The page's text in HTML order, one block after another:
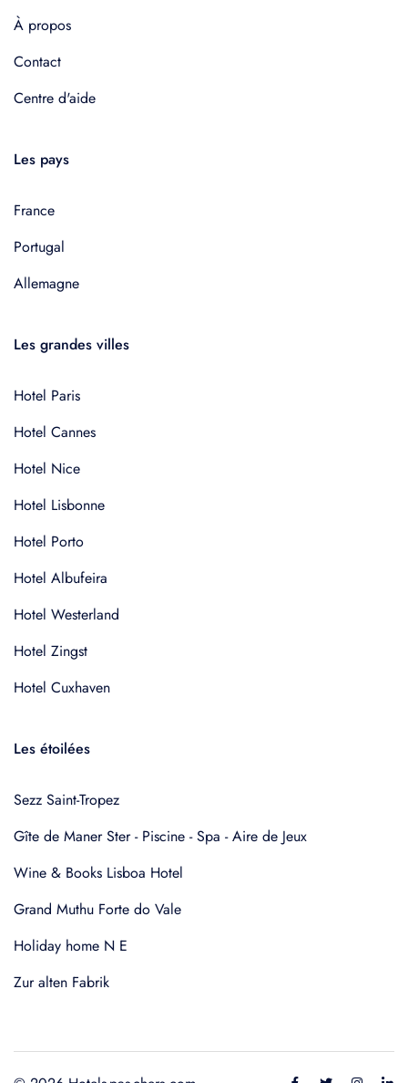
À propos
Contact
Centre d'aide
Les pays
France
Portugal
Allemagne
Les grandes villes
Hotel Paris
Hotel Cannes
Hotel Nice
Hotel Lisbonne
Hotel Porto
Hotel Albufeira
Hotel Westerland
Hotel Zingst
Hotel Cuxhaven
Les étoilées
Sezz Saint-Tropez
Gîte de Maner Ster - Piscine - Spa - Aire de Jeux
Wine & Books Lisboa Hotel
Grand Muthu Forte do Vale
Holiday home N E
Zur alten Fabrik